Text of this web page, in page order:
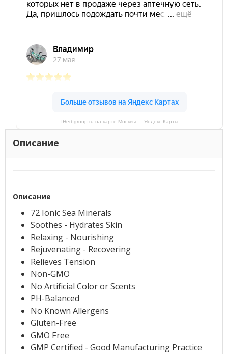
IHerbgroup.ru на карте Москвы — Яндекс Карты
Описание
Описание
72 Ionic Sea Minerals
Soothes - Hydrates Skin
Relaxing - Nourishing
Rejuvenating - Recovering
Relieves Tension
Non-GMO
No Artificial Color or Scents
PH-Balanced
No Known Allergens
Gluten-Free
GMO Free
GMP Certified - Good Manufacturing Practice